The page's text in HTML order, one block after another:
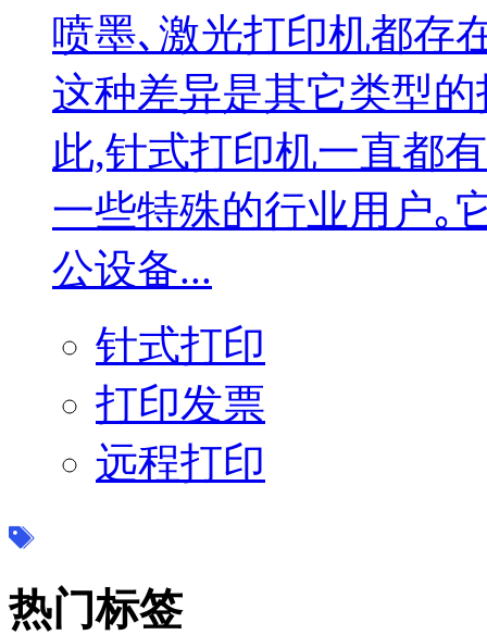
喷墨､激光打印机都存
这种差异是其它类型
此,针式打印机一直都
一些特殊的行业用户｡
公设备...
针式打印
打印发票
远程打印
热门标签